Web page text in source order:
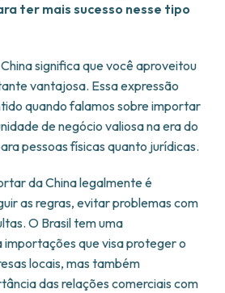
ter mais sucesso nesse tipo
significa que você aproveitou
vantajosa. Essa expressão
quando falamos sobre importar
de negócio valiosa na era do
pessoas físicas quanto jurídicas.
da China legalmente é
as regras, evitar problemas com
O Brasil tem uma
que visa proteger o
locais, mas também
das relações comerciais com